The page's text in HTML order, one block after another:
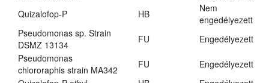
Quizalofop-P
HB
Nem
engedélyezett
Pseudomonas sp. Strain
DSMZ 13134
FU
Engedélyezett
Pseudomonas
chlororaphis strain MA342
FU
Engedélyezett